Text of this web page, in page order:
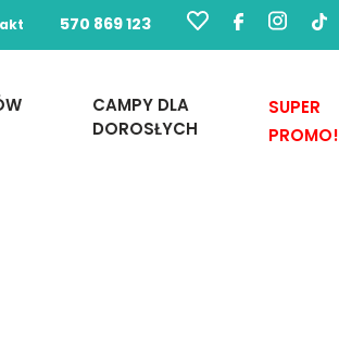
570 869 123
CAMPY DLA
DOROSŁYCH
SUPER
PROMO!